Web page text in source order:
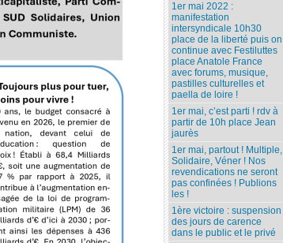
1er mai 2022 :
manifestation
intersyndicale 10h30
place de la liberté puis on
continue avec Festiluttes
place Anatole France
avec forums, musique,
pastilles culturelles et
paella de loire !
1er mai, c’est parti ! rdv à
partir de 10h place Jean
jaurès
1er mai, partout ! Multiple,
Solidaire, Véner ! Nos
revendications ne seront
pas confinées ! Publions
les !
1ère victoire : suspension
des jours de carence
dans le public et le privé